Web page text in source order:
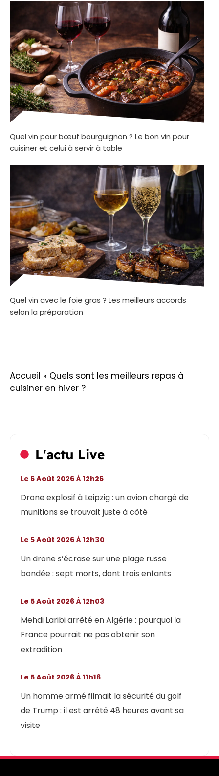
Quel vin pour bœuf bourguignon ? Le bon vin pour
cuisiner et celui à servir à table
Quel vin avec le foie gras ? Les meilleurs accords
selon la préparation
Accueil » Quels sont les meilleurs repas à
cuisiner en hiver ?
L'actu Live
Drone explosif à Leipzig : un avion chargé de
munitions se trouvait juste à côté
Le 6 Août 2026 À 12h26
Un drone s’écrase sur une plage russe
bondée : sept morts, dont trois enfants
Le 5 Août 2026 À 12h30
Mehdi Laribi arrêté en Algérie : pourquoi la
France pourrait ne pas obtenir son
extradition
Le 5 Août 2026 À 12h03
Un homme armé filmait la sécurité du golf
de Trump : il est arrêté 48 heures avant sa
visite
Le 5 Août 2026 À 11h16